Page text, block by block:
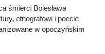
śmierci Bolesława
etnografowi i poecie
w opoczyńskim